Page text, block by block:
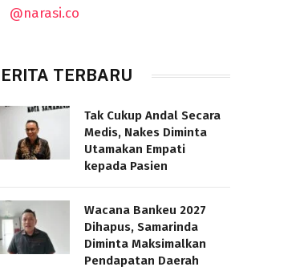
@narasi.co
TERBARU
Tak Cukup Andal Secara
Medis, Nakes Diminta
Utamakan Empati
kepada Pasien
Wacana Bankeu 2027
Dihapus, Samarinda
Diminta Maksimalkan
Pendapatan Daerah